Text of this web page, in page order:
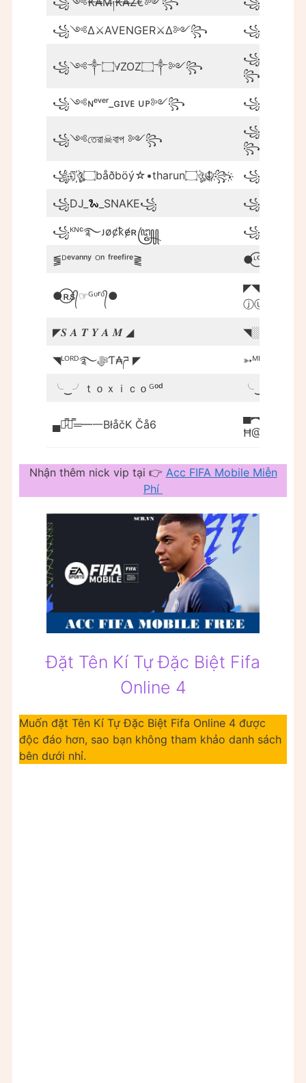
꧁༺∆⚔️AVENGER⚔️∆༻꧂
꧁༺༒۝∀ZOZ۝༒༻꧂
꧁༺Gﾑ刀
꧂ᴾᴿᴼシ
꧁༺ɴᵉᵛᵉʳ_ɢɪᴠᴇ ᴜᴘ༻꧂
꧁༺তেরা☠︎বাপ ༻꧂
꧂
꧁҉☬҉ঔৣ۝båðböý☆•tharun۝ঔৣ☬҉꧂҉
꧁DJ_🐍_SNAKE꧁
꧁ᴷᴺᶜ࿐ᴊøȼҟɇʀ꧅
⪓ᴰᵉᵛᵃⁿⁿʸ ᴼⁿ ᶠʳᵉᵉᶠⁱʳᵉ⪔
●⃝ʀs̸᭄☞ᴳᶹʳᶹ᭄●
ⓙⓤ☬༒◤◥
◤𝑺 𝑨 𝑻 𝒀 𝑨 𝑴 ◢ ◥░ 🇰🇿 ░ ◤
◥ᴸᴼᴿᴰ࿐ﷻƬ₳ཌ ◤ ➳ᴹᴿ°᭄ ༄λ࿆ຮ࿆
╰‿╯ｔｏｘｉｃｏᴳᵒᵈ ╰‿╯刀
▄︻̷̿┻̿═━一BłåčK Čå6
▄︻┻═┳一
Nhận thêm nick vip tại 👉 Acc FIFA Mobile Miễn
Phí
Đặt Tên Kí Tự Đặc Biệt Fifa
Online 4
Muốn đặt Tên Kí Tự Đặc Biệt Fifa Online 4 được
độc đáo hơn, sao bạn không tham khảo danh sách
bên dưới nhỉ.